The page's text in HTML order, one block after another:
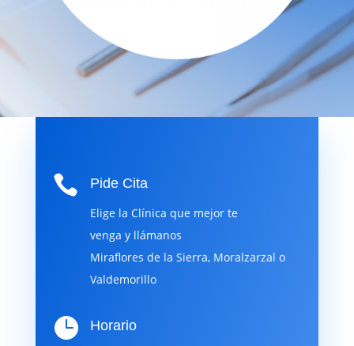
 Pide Cita
Elige la Clínica que mejor te
venga y llámanos
Miraflores de la Sierra, Moralzarzal o
Valdemorillo
 Horario